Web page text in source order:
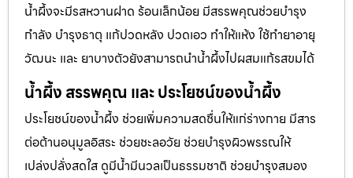
น้ำผึ้งจะมีรสหวานฝาด ร้อนเล็กน้อย มีสรรพคุณช่วยบำรุง
กำลัง บำรุงธาตุ แก้ปวดหลัง ปวดเอว ทำให้แห้ง ใช้ทำยาอายุ
วัฒนะ และ ยาบางตัวยังสามารถนำน้ำผึ้งไปผสมแก้รสขมได้
น้ำผึ้ง สรรพคุณ และ ประโยชน์ของน้ำผึ้ง
ประโยชน์ของน้ำผึ้ง ช่วยเพิ่มความสดชื่นให้แก่ร่างกาย มีสาร
ต่อต้านอนุมูลอิสระ ช่วยชะลอวัย ช่วยบำรุงผิวพรรณให้
เปล่งปลั่งสดใส ดูมีน้ำมีนวลเป็นธรรมชาติ ช่วยบำรุงสมอง